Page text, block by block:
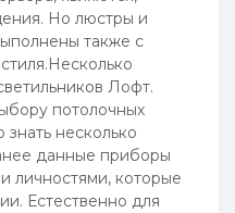
Но люстры и
также с
Лофт.
потолочных
несколько
данные приборы
личностями, которые
Естественно для